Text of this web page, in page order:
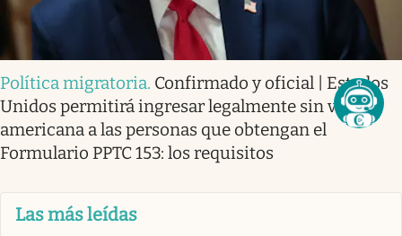
Política migratoria. Confirmado y oficial | Estados
Unidos permitirá ingresar legalmente sin visa
americana a las personas que obtengan el
Formulario PPTC 153: los requisitos
Las más leídas